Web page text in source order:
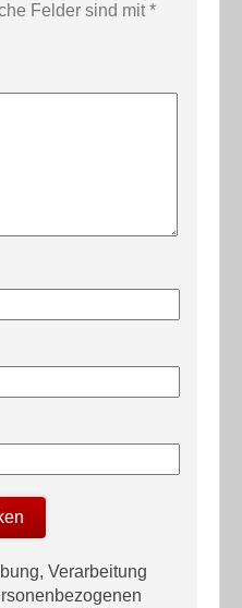
Felder sind mit*
Verarbeitung